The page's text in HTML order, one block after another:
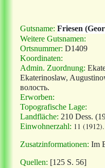
Gutsname: Friesen
Weitere Gutsnamen:
Ortsnummer: D1409
Koordinaten:
Admin. Zuordnung:
Ekaterinoslaw,
волость.
Erworben:
Topografische Lage:
Landfläche: 210 Dess.
Einwohnerzahl: 11 (1912).
Zusatzinformationen: Im
Quellen: [125 S. 56]